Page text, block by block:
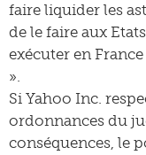
faire liquider les
de le faire aux
exécuter en
».
Si Yahoo Inc.
ordonnances du
conséquences, le